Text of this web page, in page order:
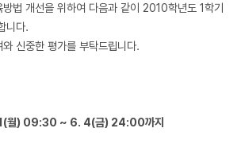
법 개선을 위하여 다음과 같이 2010학년도 1학기
니다.
신중한 평가를 부탁드립니다.
월) 09:30 ~ 6. 4(금) 24:00까지